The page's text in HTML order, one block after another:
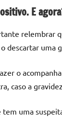
E
relembrar
descartar uma
o
caso a
tem uma